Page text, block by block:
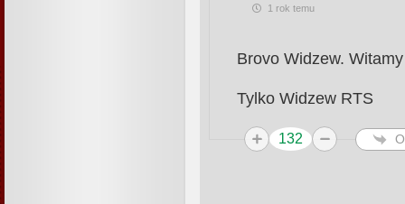
1 rok temu
Brovo Widzew.
Tylko Widzew RTS
132